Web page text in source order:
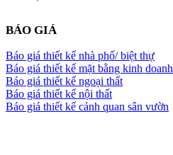
BÁO GIÁ
Báo giá thiết kế nhà phố/ biệt thự
Báo giá thiết kế mặt bằng kinh doanh
Báo giá thiết kế ngoại thất
Báo giá thiết kế nội thất
Báo giá thiết kế cảnh quan sân vườn